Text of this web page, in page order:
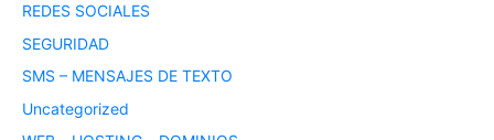
REDES SOCIALES
SEGURIDAD
SMS – MENSAJES DE TEXTO
Uncategorized